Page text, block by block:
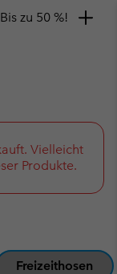
zu 50 %!
Vielleicht
Produkte.
Freizeithosen